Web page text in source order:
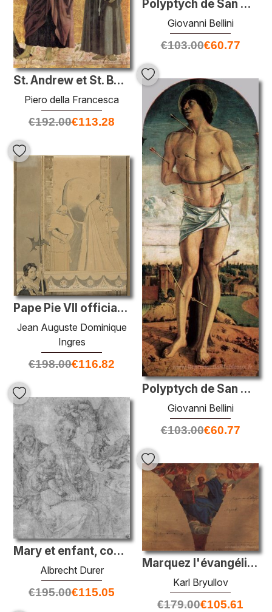
Polyptych de San Vincenzo Ferreri
Giovanni Bellini
€103.00€60.77
St. Andrew et St. Bernardino
Piero della Francesca
€192.00€113.28
Polyptych de San Vincenzo Ferreri
Giovanni Bellini
€103.00€60.77
Pape Pie VII officiant à Saint-Pierre
Jean Auguste Dominique
Ingres
€198.00€116.82
Mary et enfant, couronnés par un ange et saint Anna
Albrecht Durer
€195.00€115.05
Marquez l'évangéliste
Karl Bryullov
€179.00€105.61